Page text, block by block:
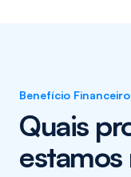
Benefício Financeiro
Quais